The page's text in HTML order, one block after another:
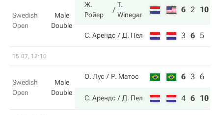
Swedish
Open
Male
Double
Ж.
Ройер
T.
Winegar
6 2 10
С. Арендс Д. Пел 3 6 5
15.07, 12:10
Swedish
Open
Male
Double
О. Лус Р. Матос 6 3 6
С. Арендс Д. Пел 4 6 10